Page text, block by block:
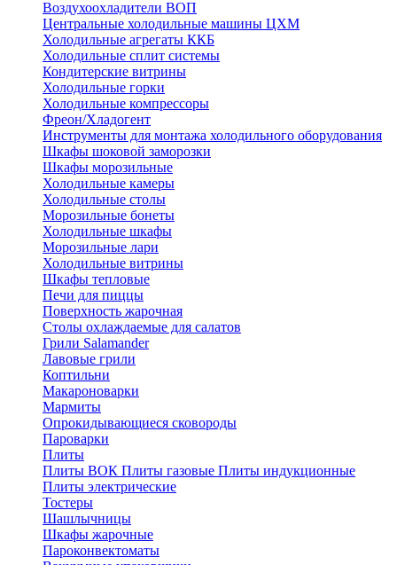
Воздухоохладители ВОП
Центральные холодильные машины ЦХМ
Холодильные агрегаты ККБ
Холодильные cплит системы
Кондитерские витрины
Холодильные горки
Холодильные компрессоры
Фреон/Хладогент
Инструменты для монтажа холодильного оборудования
Шкафы шоковой заморозки
Шкафы морозильные
Холодильные камеры
Холодильные столы
Морозильные бонеты
Холодильные шкафы
Морозильные лари
Холодильные витрины
Шкафы тепловые
Печи для пиццы
Поверхность жарочная
Столы охлаждаемые для салатов
Грили Salamander
Лавовые грили
Коптильни
Макароноварки
Мармиты
Опрокидывающиеся сковороды
Пароварки
Плиты
Плиты ВОК Плиты газовые Плиты индукционные
Плиты электричеcкие
Тостеры
Шашлычницы
Шкафы жарочные
Пароконвектоматы